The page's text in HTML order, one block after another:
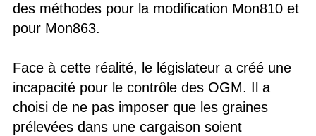
des méthodes pour la modification Mon810 et
pour Mon863.
Face à cette réalité, le législateur a créé une
incapacité pour le contrôle des OGM. Il a
choisi de ne pas imposer que les graines
prélevées dans une cargaison soient